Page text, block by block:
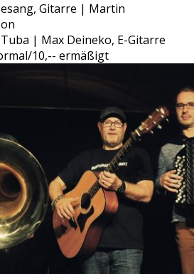
Gitarre | Martin
| Max Deineko, E-Gitarre
10,-- ermäßigt